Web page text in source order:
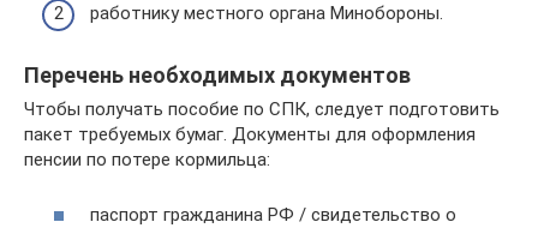
работнику местного органа Минобороны.
Перечень необходимых документов
Чтобы получать пособие по СПК, следует подготовить
пакет требуемых бумаг. Документы для оформления
пенсии по потере кормильца:
паспорт гражданина РФ / свидетельство о